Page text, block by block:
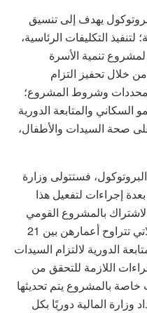
يهدف إلى تنسيق
التكليفات الرئاسية،
تنمية الأسرة
خلال تحفيز التزام
السن 21 و 45 عاما، بمحددات وشروط المشروع؛
والمتابعة الدورية
صحة السيدات والأطفال،
فستتولى وزارة
بعدة إجراءات لتفعيل هذا
بالمشروع القومي
لتنمية الأسرة المصرية للسيدات اللاتي تتراوح أعمارهن بين 21
الدورية لالتزام السيدات
اللازمة للتحقق من
خاصة بالمشروع يتم تحديثها
وزارة المالية دوريًا بكل